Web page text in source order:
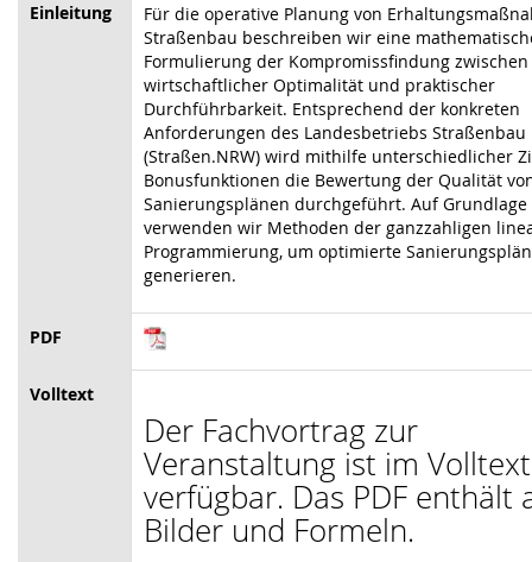
Einleitung
Für die operative Planung von
Straßenbau beschreiben wir eine
Formulierung der Kompromissfindung zwischen
wirtschaftlicher Optimalität und praktischer
Durchführbarkeit. Entsprechend der konkreten
Anforderungen des Landesbetriebs Straßenbau
(Straßen.NRW) wird mithilfe unterschiedlicher
Bonusfunktionen die Bewertung der Qualität
Sanierungsplänen durchgeführt. Auf Grundlage
verwenden wir Methoden der ganzzahligen
Programmierung, um optimierte
generieren.
PDF
Volltext
Der Fachvortrag zur
Veranstaltung ist im Volltext
verfügbar. Das PDF enthält
Bilder und Formeln.